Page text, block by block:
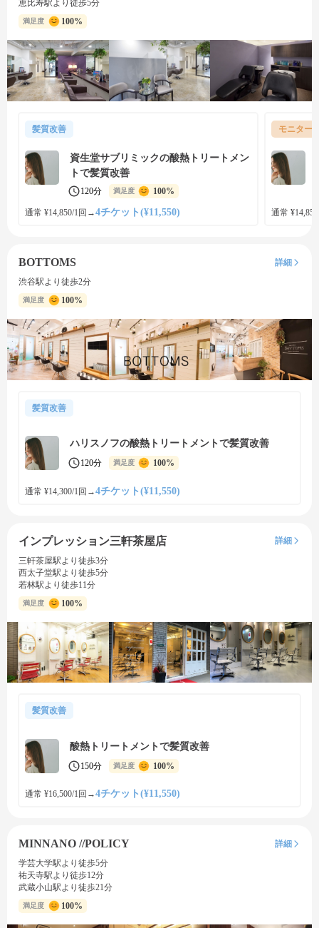
恵比寿駅より徒歩5分
満足度 100%
髪質改善
資生堂サブリミックの酸熱トリートメン
トで髪質改善
120分 満足度 100%
通常 ¥14,850/1回 →4チケット(¥11,550)
モニター
通常
BOTTOMS
詳細
渋谷駅より徒歩2分
満足度 100%
髪質改善
ハリスノフの酸熱トリートメントで髪質改善
120分 満足度 100%
通常 ¥14,300/1回 →4チケット(¥11,550)
インプレッション三軒茶屋店
詳細
三軒茶屋駅より徒歩3分
西太子堂駅より徒歩5分
若林駅より徒歩11分
満足度 100%
髪質改善
酸熱トリートメントで髪質改善
150分 満足度 100%
通常 ¥16,500/1回 →4チケット(¥11,550)
MINNANO //POLICY
詳細
学芸大学駅より徒歩5分
祐天寺駅より徒歩12分
武蔵小山駅より徒歩21分
満足度 100%